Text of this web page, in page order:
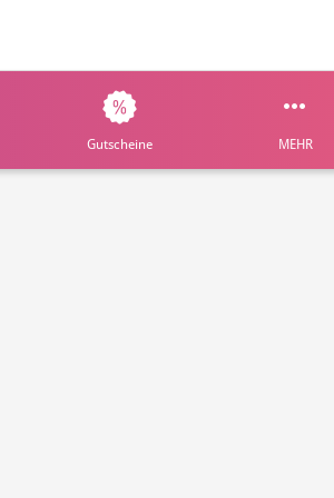
Gutscheine MEHR